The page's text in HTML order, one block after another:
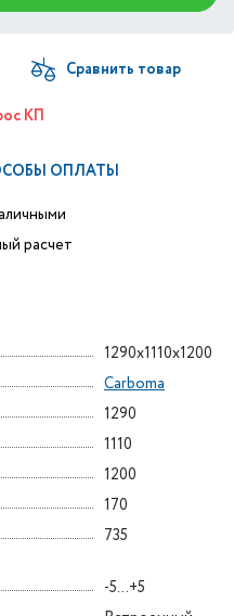
КП
ОПЛАТЫ
расчет
1290x1110x1200
Carboma
1290
1110
1200
170
735
-5...+5